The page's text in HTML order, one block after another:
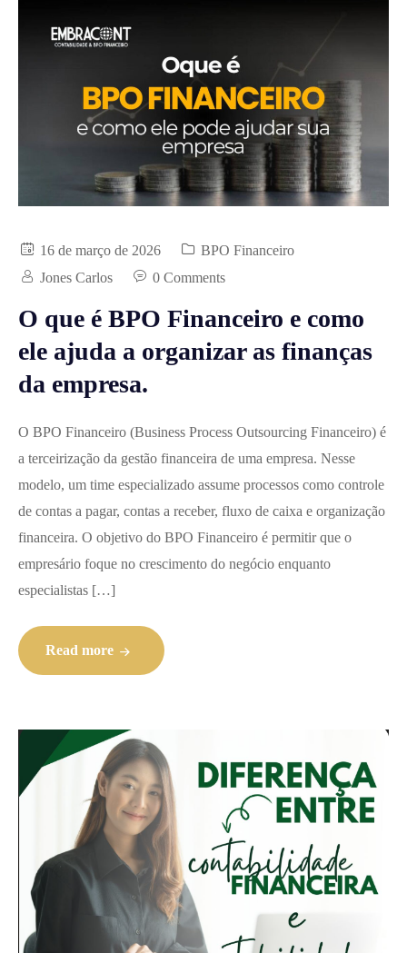
16 de março de 2026
BPO Financeiro
Jones Carlos
0 Comments
O que é BPO Financeiro e como
ele ajuda a organizar as finanças
da empresa.
O BPO Financeiro (Business Process Outsourcing Financeiro) é
a terceirização da gestão financeira de uma empresa. Nesse
modelo, um time especializado assume processos como controle
de contas a pagar, contas a receber, fluxo de caixa e organização
financeira. O objetivo do BPO Financeiro é permitir que o
empresário foque no crescimento do negócio enquanto
especialistas […]
Read more